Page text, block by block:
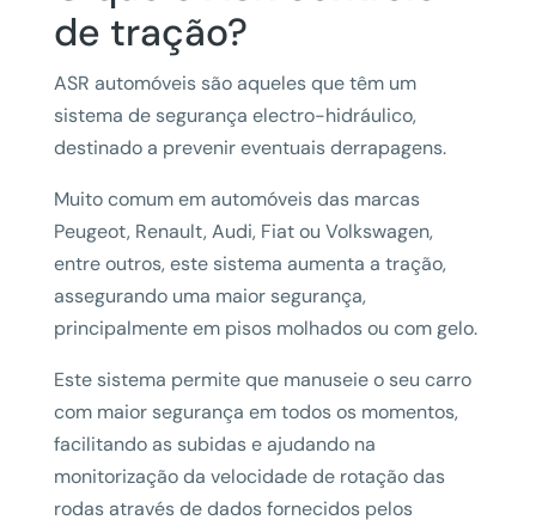
de tração?
ASR automóveis são aqueles que têm um
sistema de segurança electro-hidráulico,
destinado a prevenir eventuais derrapagens.
Muito comum em automóveis das marcas
Peugeot, Renault, Audi, Fiat ou Volkswagen,
entre outros, este sistema aumenta a tração,
assegurando uma maior segurança,
principalmente em pisos molhados ou com gelo.
Este sistema permite que manuseie o seu carro
com maior segurança em todos os momentos,
facilitando as subidas e ajudando na
monitorização da velocidade de rotação das
rodas através de dados fornecidos pelos